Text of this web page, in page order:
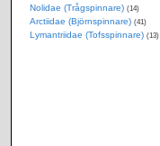
Nolidae (Trågspinnare) (14)
Arctiidae (Björnspinnare) (41)
Lymantriidae (Tofsspinnare) (13)